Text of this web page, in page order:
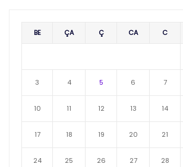
BE ÇA Ç CA C
3 4 5 6 7
10 11 12 13 14
17 18 19 20 21
24 25 26 27 28